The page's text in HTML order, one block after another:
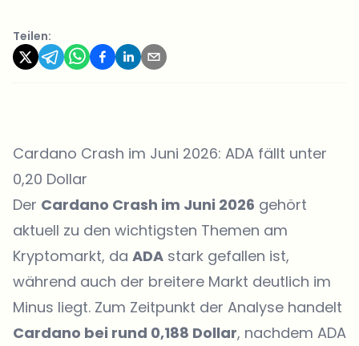
Teilen:
Cardano Crash im Juni 2026: ADA fällt unter
0,20 Dollar
Der Cardano Crash im Juni 2026 gehört
aktuell zu den wichtigsten Themen am
Kryptomarkt, da ADA stark gefallen ist,
während auch der breitere Markt deutlich im
Minus liegt. Zum Zeitpunkt der Analyse handelt
Cardano bei rund 0,188 Dollar, nachdem ADA